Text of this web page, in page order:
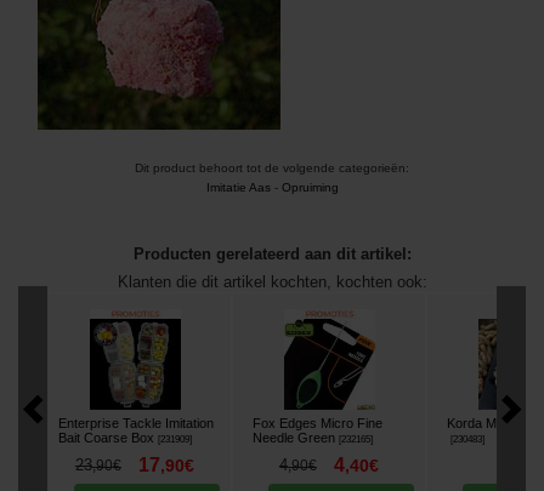
Dit product behoort tot de volgende categorieën:
Imitatie Aas- Opruiming
Producten gerelateerd aan dit artikel:
Klanten die dit artikel kochten, kochten ook:
Enterprise Tackle Imitation
Bait Coarse Box
[231909]
23,90€ 17,90€
Fox Edges Micro Fine
Needle Green [232165]
4,90€ 4,40€
Korda Maggot
[230483]